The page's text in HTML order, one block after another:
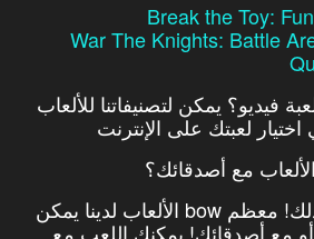
Break the Toy:
War The Knights: Battle
يمكن لتصنيفاتنا للألعاب
لعبتك على الإنترنت
بالتأكيد – يجب عليك ذلك! معظم bow الألعاب لدينا يمكن
أو مع أصدقائك! يمكنك اللعب مع